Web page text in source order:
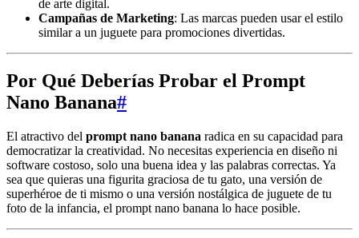
de arte digital.
Campañas de Marketing: Las marcas pueden usar el estilo
similar a un juguete para promociones divertidas.
Por Qué Deberías Probar el Prompt
Nano Banana#
El atractivo del prompt nano banana radica en su capacidad para
democratizar la creatividad. No necesitas experiencia en diseño ni
software costoso, solo una buena idea y las palabras correctas. Ya
sea que quieras una figurita graciosa de tu gato, una versión de
superhéroe de ti mismo o una versión nostálgica de juguete de tu
foto de la infancia, el prompt nano banana lo hace posible.